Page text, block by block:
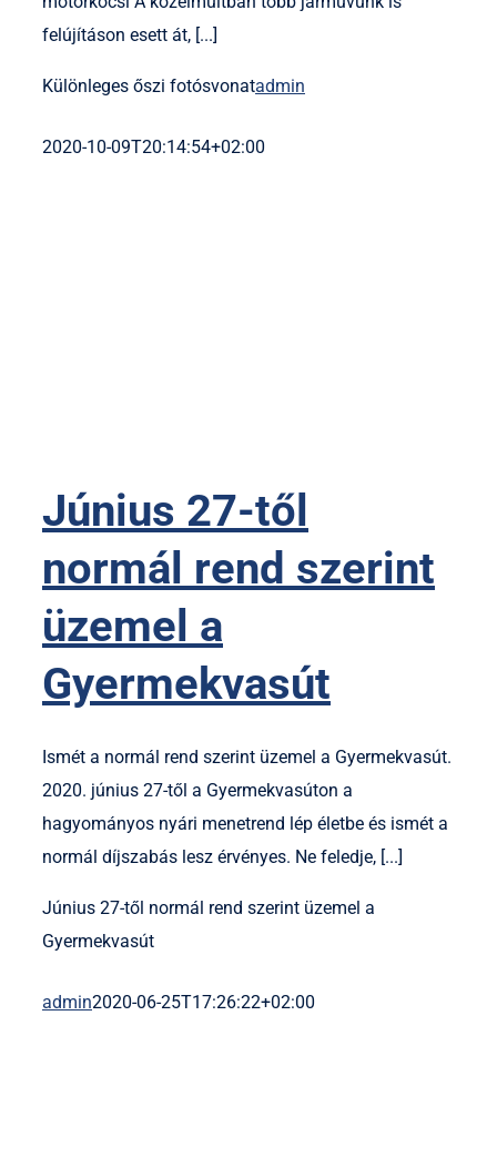
felújításon esett át, [...]
Különleges őszi fotósvonatadmin
2020-10-09T20:14:54+02:00
Június 27-től
normál rend szerint
üzemel a
Gyermekvasút
Ismét a normál rend szerint üzemel a Gyermekvasút.
2020. június 27-től a Gyermekvasúton a
hagyományos nyári menetrend lép életbe és ismét a
normál díjszabás lesz érvényes. Ne feledje, [...]
Június 27-től normál rend szerint üzemel a
Gyermekvasút
admin2020-06-25T17:26:22+02:00